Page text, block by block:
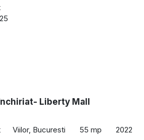
Liberty Mall
Viilor, Bucuresti 55 mp 2022